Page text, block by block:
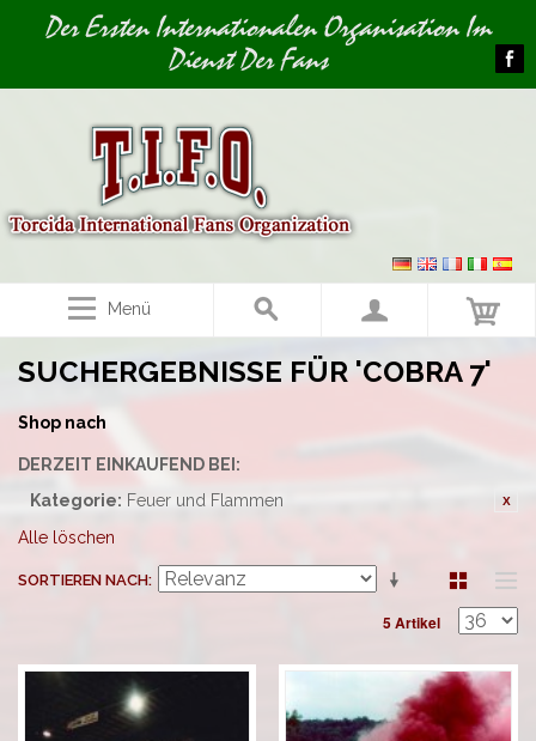
Image 01Der Ersten Internationalen Organisation Im
Dienst Der Fans
Menü
SUCHERGEBNISSE FÜR 'COBRA 7'
Shop nach
DERZEIT EINKAUFEND BEI:
Kategorie: Feuer und Flammen
Alle löschen
SORTIEREN NACH
5 Artikel